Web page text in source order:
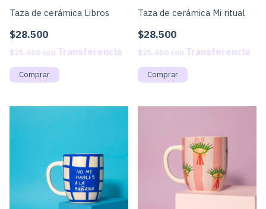
Taza de cerámica Libros
$28.500
$25.650 con
Taza de cerámica Mi ritual
$28.500
$25.650 con